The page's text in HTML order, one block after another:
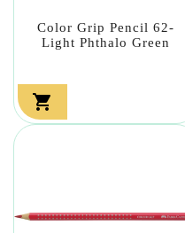
Color Grip Pencil 62-
Light Phthalo Green
